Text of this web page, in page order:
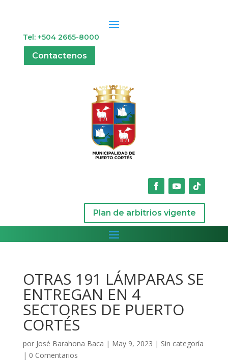
Tel: +504 2665-8000
Contactenos
Plan de arbitrios vigente
OTRAS 191 LÁMPARAS SE
ENTREGAN EN 4
SECTORES DE PUERTO
CORTÉS
por José Barahona Baca | May 9, 2023 | Sin categoría
| 0 Comentarios